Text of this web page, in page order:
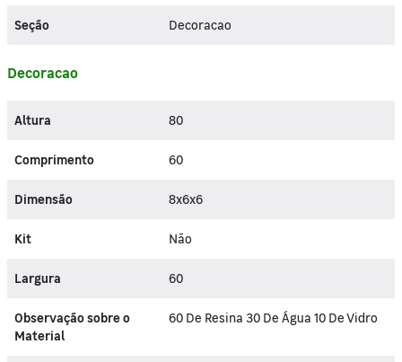
Seção Decoracao
Decoracao
Altura 80
Comprimento 60
Dimensão 8x6x6
Kit Não
Largura 60
Observação sobre o
Material
60 De Resina 30 De Água 10 De Vidro